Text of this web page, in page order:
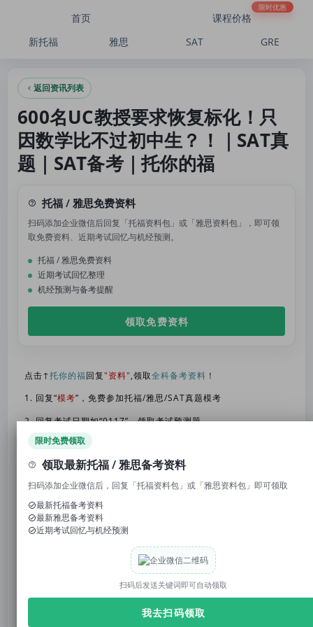
600名UC教授要求恢复标化！只因数学比不过初中生？！｜SAT真题｜SAT备考｜托
首页 课程价格
限时优惠
新托福 雅思 SAT GRE
返回资讯列表
600名UC教授要求恢复标化！只
因数学比不过初中生？！｜SAT真
题｜SAT备考｜托你的福
托福 / 雅思免费资料
扫码添加企业微信后回复「托福资料包」或「雅思资料包」，即可领
取免费资料、近期考试回忆与机经预测。
托福 / 雅思免费资料
近期考试回忆整理
机经预测与备考提醒
领取免费资料
点击↑托你的福回复"资料",领取全科备考资料 ！
1. 回复“模考”，免费参加托福/雅思/SAT真题模考
2. 回复考试日期如“0117”，领取考试预测题
3. 回复托福成绩如“托福98”，获得雅思成绩换算
关于是否恢复标化成绩 ，一直都是美国留学圈的争议
焦点之一。
UC系的600多名老师直接签署联名信
限时免费领取
领取最新托福 / 雅思备考资料
扫码添加企业微信后，回复「托福资料包」或「雅思资料包」即可领取
最新托福备考资料
最新雅思备考资料
近期考试回忆与机经预测
扫码后发送关键词即可自动领取
我去扫码领取